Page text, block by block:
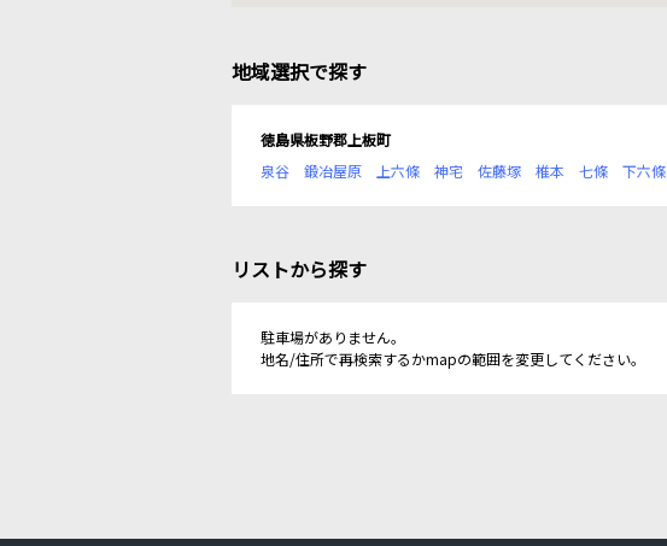
地域選択で探す
徳島県板野郡上板町
泉谷
鍛冶屋原 上六條 神宅 佐藤塚 椎本 七條 下六條
リストから探す
駐車場がありません。
地名/住所で再検索するかmapの範囲を変更してください。